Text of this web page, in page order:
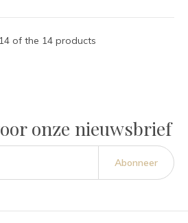
of the 14 products
onze nieuwsbrief
Abonneer